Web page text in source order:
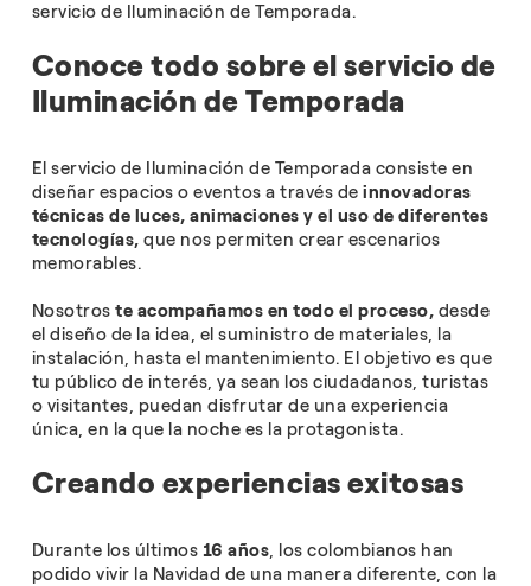
servicio de Iluminación de Temporada.
Conoce todo sobre el servicio de
Iluminación de Temporada
El servicio de Iluminación de Temporada consiste en
diseñar espacios o eventos a través deinnovadoras
técnicas de luces, animaciones y el uso de diferentes
tecnologías, que nos permiten crear escenarios
memorables.
Nosotroste acompañamos en todo el proceso, desde
el diseño de la idea, el suministro de materiales, la
instalación, hasta el mantenimiento. El objetivo es que
tu público de interés, ya sean los ciudadanos, turistas
o visitantes, puedan disfrutar de una experiencia
única, en la que la noche es la protagonista.
Creando experiencias exitosas
Durante los últimos 16 años, los colombianos han
podido vivir la Navidad de una manera diferente, con la